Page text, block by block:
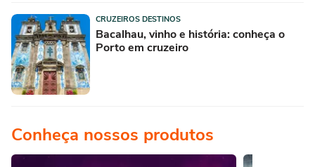
CRUZEIROS DESTINOS
Bacalhau, vinho e história: conheça o
Porto em cruzeiro
Conheça nossos produtos